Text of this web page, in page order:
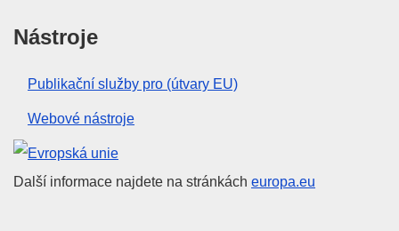
Nástroje
Publikační služby pro (útvary EU)
Webové nástroje
Evropská unie
Další informace najdete na stránkách europa.eu